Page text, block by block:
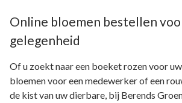
Online bloemen bestellen
gelegenheid
Of u zoekt naar een boeket rozen voor
bloemen voor een medewerker of een
de kist van uw dierbare, bij Berends